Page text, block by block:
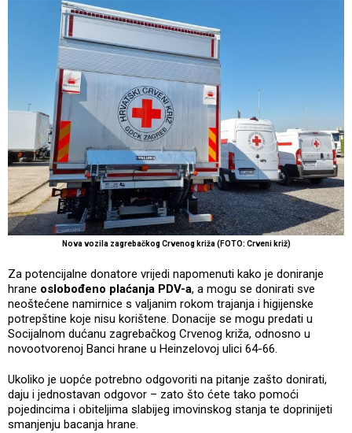
Nova vozila zagrebačkog Crvenog križa (FOTO: Crveni križ)
Za potencijalne donatore vrijedi napomenuti kako je doniranje
hrane oslobođeno plaćanja PDV-a, a mogu se donirati sve
neoštećene namirnice s valjanim rokom trajanja i higijenske
potrepštine koje nisu korištene. Donacije se mogu predati u
Socijalnom dućanu zagrebačkog Crvenog križa, odnosno u
novootvorenoj Banci hrane u Heinzelovoj ulici 64-66.
Ukoliko je uopće potrebno odgovoriti na pitanje zašto donirati,
daju i jednostavan odgovor – zato što ćete tako pomoći
pojedincima i obiteljima slabijeg imovinskog stanja te doprinijeti
smanjenju bacanja hrane.